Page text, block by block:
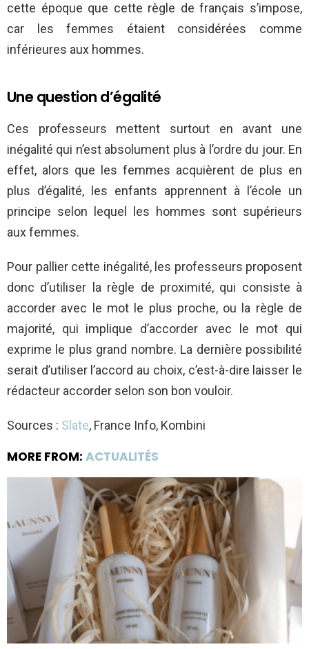
cette époque que cette règle de français s’impose,
car les femmes étaient considérées comme
inférieures aux hommes.
Une question d’égalité
Ces professeurs mettent surtout en avant une
inégalité qui n’est absolument plus à l’ordre du jour. En
effet, alors que les femmes acquièrent de plus en
plus d’égalité, les enfants apprennent à l’école un
principe selon lequel les hommes sont supérieurs
aux femmes.
Pour pallier cette inégalité, les professeurs proposent
donc d’utiliser la règle de proximité, qui consiste à
accorder avec le mot le plus proche, ou la règle de
majorité, qui implique d’accorder avec le mot qui
exprime le plus grand nombre. La dernière possibilité
serait d’utiliser l’accord au choix, c’est-à-dire laisser le
rédacteur accorder selon son bon vouloir.
Sources : Slate, France Info, Kombini
MORE FROM: ACTUALITÉS